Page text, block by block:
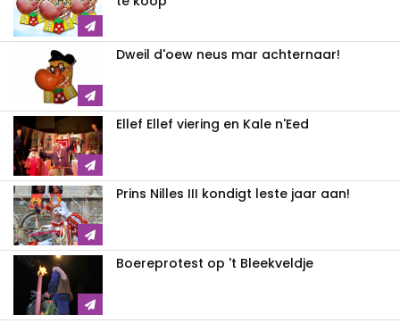
Dweil d'oew neus mar achternaar!
Ellef Ellef viering en Kale n'Eed
Prins Nilles III kondigt leste jaar aan!
Boereprotest op 't Bleekveldje